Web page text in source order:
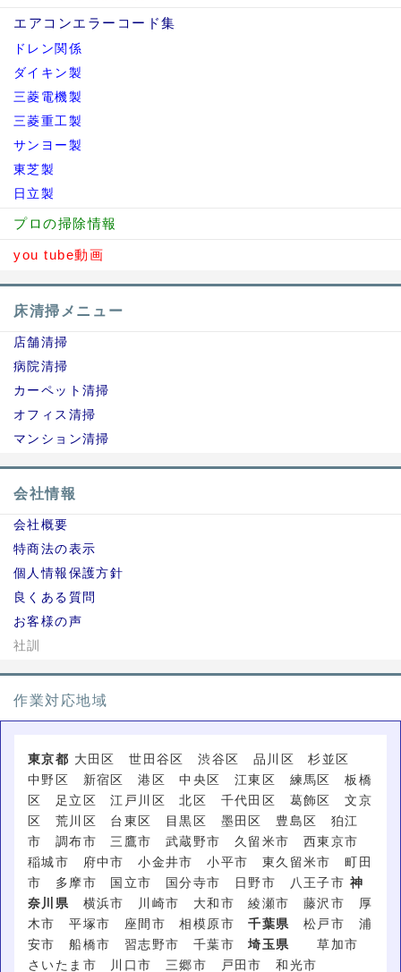
エアコンエラーコード集
ドレン関係
ダイキン製
三菱電機製
三菱重工製
サンヨー製
東芝製
日立製
プロの掃除情報
you tube動画
床清掃メニュー
店舗清掃
病院清掃
カーペット清掃
オフィス清掃
マンション清掃
会社情報
会社概要
特商法の表示
個人情報保護方針
良くある質問
お客様の声
社訓
作業対応地域
東京都 大田区 世田谷区 渋谷区 品川区 杉並区
中野区 新宿区 港区 中央区 江東区 練馬区 板橋
区 足立区 江戸川区 北区 千代田区 葛飾区 文京
区 荒川区 台東区 目黒区 墨田区 豊島区 狛江
市 調布市 三鷹市 武蔵野市 久留米市 西東京市
稲城市 府中市 小金井市 小平市 東久留米市 町田
市 多摩市 国立市 国分寺市 日野市 八王子市 神
奈川県 横浜市 川崎市 大和市 綾瀬市 藤沢市 厚
木市 平塚市 座間市 相模原市千葉県
松戸市 浦
安市 船橋市 習志野市 千葉市埼玉県
草加市
さいたま市 川口市 三郷市 戸田市 和光市